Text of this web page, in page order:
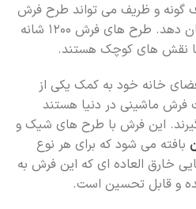
گونه و ظریف می تواند طرح فرش
را به زیباترین شکل ممکن نشان دهد. طرح های فرش 1200 شانه
نقش های کوچک هستند.
فضای خانه خود به کمک یکی از
فرش ماشینی در دنیا هستند
این فرش با طرح های شیک و
بافته می شود که برای هر نوع
خارق العاده ای که این فرش به
و قابل تحسین است.